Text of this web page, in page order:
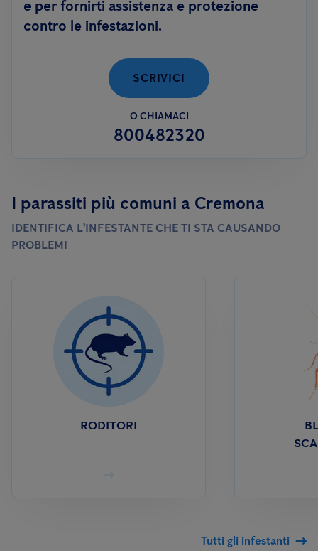
e per fornirti assistenza e protezione
contro le infestazioni.
SCRIVICI
O CHIAMACI
800482320
I parassiti più comuni a Cremona
IDENTIFICA L'INFESTANTE CHE TI STA CAUSANDO
PROBLEMI
RODITORI
Tutti gli infestanti